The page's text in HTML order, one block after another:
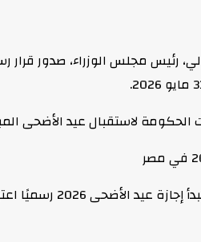
الحكومة لاستقبال عيد الأضحى
2026 رسميًا اعتبارًا من: